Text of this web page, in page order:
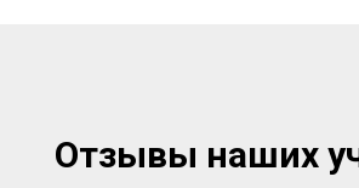
Отзывы наших